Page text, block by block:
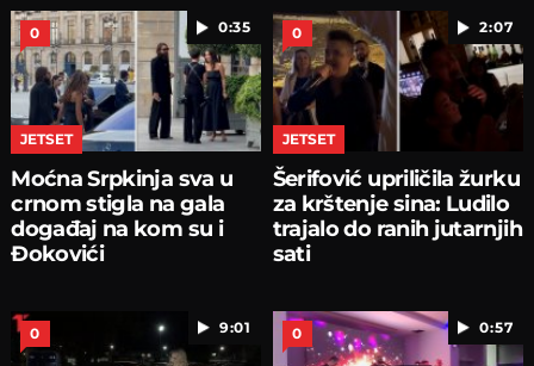
0:35
0
JETSET
Moćna Srpkinja sva u
crnom stigla na gala
događaj na kom su i
Đokovići
2:07
0
JETSET
Šerifović upriličila žurku
za krštenje sina: Ludilo
trajalo do ranih jutarnjih
sati
9:01
0 0:57
0